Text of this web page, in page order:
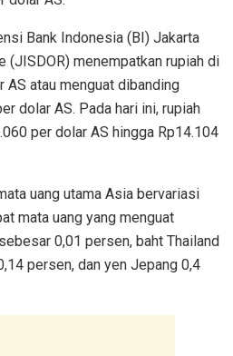
Bank Indonesia (BI) Jakarta
(JISDOR) menempatkan rupiah di
atau menguat dibanding
dolar AS. Pada hari ini, rupiah
per dolar AS hingga Rp14.104
uang utama Asia bervariasi
mata uang yang menguat
0,01 persen, baht Thailand
persen, dan yen Jepang 0,4